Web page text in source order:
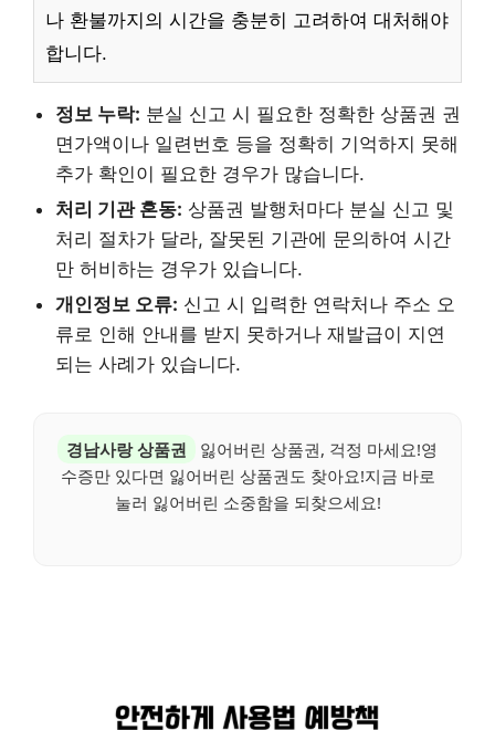
나 환불까지의 시간을 충분히 고려하여 대처해야
합니다.
정보 누락: 분실 신고 시 필요한 정확한 상품권 권
면가액이나 일련번호 등을 정확히 기억하지 못해
추가 확인이 필요한 경우가 많습니다.
처리 기관 혼동: 상품권 발행처마다 분실 신고 및
처리 절차가 달라, 잘못된 기관에 문의하여 시간
만 허비하는 경우가 있습니다.
개인정보 오류: 신고 시 입력한 연락처나 주소 오
류로 인해 안내를 받지 못하거나 재발급이 지연
되는 사례가 있습니다.
경남사랑 상품권
잃어버린 상품권, 걱정 마세요!영
수증만 있다면 잃어버린 상품권도 찾아요!지금 바로
눌러 잃어버린 소중함을 되찾으세요!